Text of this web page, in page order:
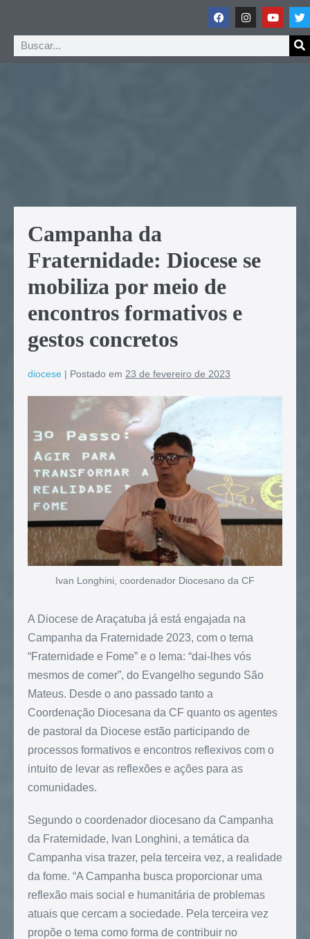
Campanha da
Fraternidade: Diocese se
mobiliza por meio de
encontros formativos e
gestos concretos
diocese | Postado em 23 de fevereiro de 2023
Ivan Longhini, coordenador Diocesano da CF
A Diocese de Araçatuba já está engajada na
Campanha da Fraternidade 2023, com o tema
“Fraternidade e Fome” e o lema: “dai-lhes vós
mesmos de comer”, do Evangelho segundo São
Mateus. Desde o ano passado tanto a
Coordenação Diocesana da CF quanto os agentes
de pastoral da Diocese estão participando de
processos formativos e encontros reflexivos com o
intuito de levar as reflexões e ações para as
comunidades.
Segundo o coordenador diocesano da Campanha
da Fraternidade, Ivan Longhini, a temática da
Campanha visa trazer, pela terceira vez, a realidade
da fome. “A Campanha busca proporcionar uma
reflexão mais social e humanitária de problemas
atuais que cercam a sociedade. Pela terceira vez
propõe o tema como forma de contribuir no